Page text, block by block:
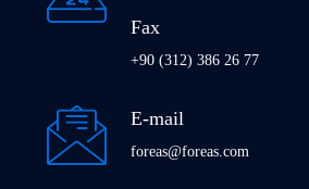
Fax
+90 (312) 386 26 77
E-mail
foreas@foreas.com